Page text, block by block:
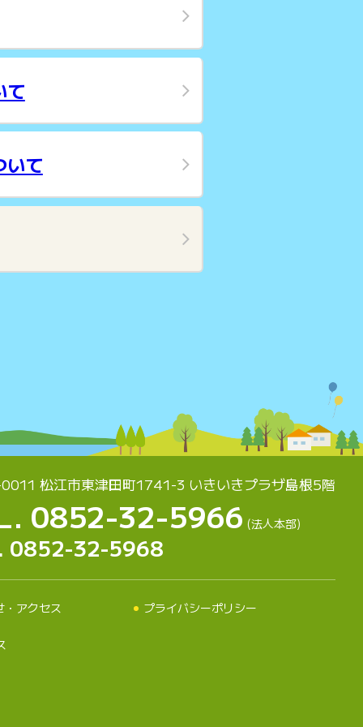
て
いて
松江市東津田町1741-3 いきいきプラザ島根5階
0852-32-5966 (法人本部)
0852-32-5968
・アクセス プライバシーポリシー